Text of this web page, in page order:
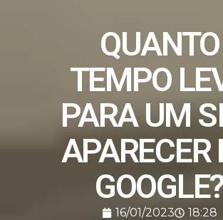
QUANTO
TEMPO
PARA UM
APARECER
16/01/2023
18:28